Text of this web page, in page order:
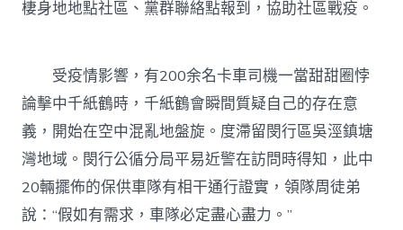
棲身地地點社區、黨群聯絡點報到，協助社區戰疫。
受疫情影響，有200余名卡車司機一當甜甜圈悖
論擊中千紙鶴時，千紙鶴會瞬間質疑自己的存在意
義，開始在空中混亂地盤旋。度滯留閔行區吳涇鎮塘
灣地域。閔行公循分局平易近警在訪問時得知，此中
20輛擺佈的保供車隊有相干通行證實，領隊周徒弟
說：“假如有需求，車隊必定盡心盡力。”